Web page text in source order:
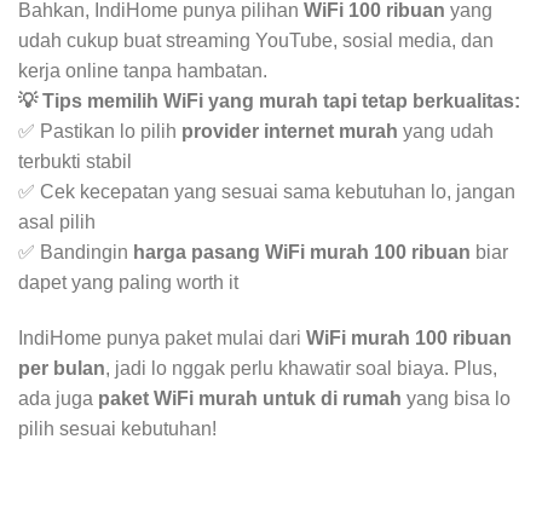
Bahkan, IndiHome punya pilihan WiFi 100 ribuan yang
udah cukup buat streaming YouTube, sosial media, dan
kerja online tanpa hambatan.
💡 Tips memilih WiFi yang murah tapi tetap berkualitas:
✅ Pastikan lo pilih provider internet murah yang udah
terbukti stabil
✅ Cek kecepatan yang sesuai sama kebutuhan lo, jangan
asal pilih
✅ Bandingin harga pasang WiFi murah 100 ribuan biar
dapet yang paling worth it
IndiHome punya paket mulai dari WiFi murah 100 ribuan
per bulan, jadi lo nggak perlu khawatir soal biaya. Plus,
ada juga paket WiFi murah untuk di rumah yang bisa lo
pilih sesuai kebutuhan!